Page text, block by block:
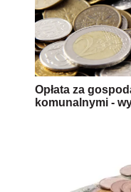
Opłata za
komunalnymi -